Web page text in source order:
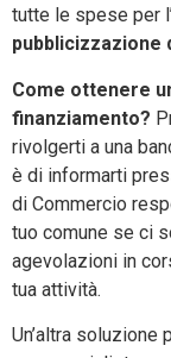
tutte le spese per
pubblicizzazione
Come ottenere
finanziamento?
rivolgerti a una
è di informarti
di Commercio
tuo comune se ci
agevolazioni in
tua attività.
Un’altra